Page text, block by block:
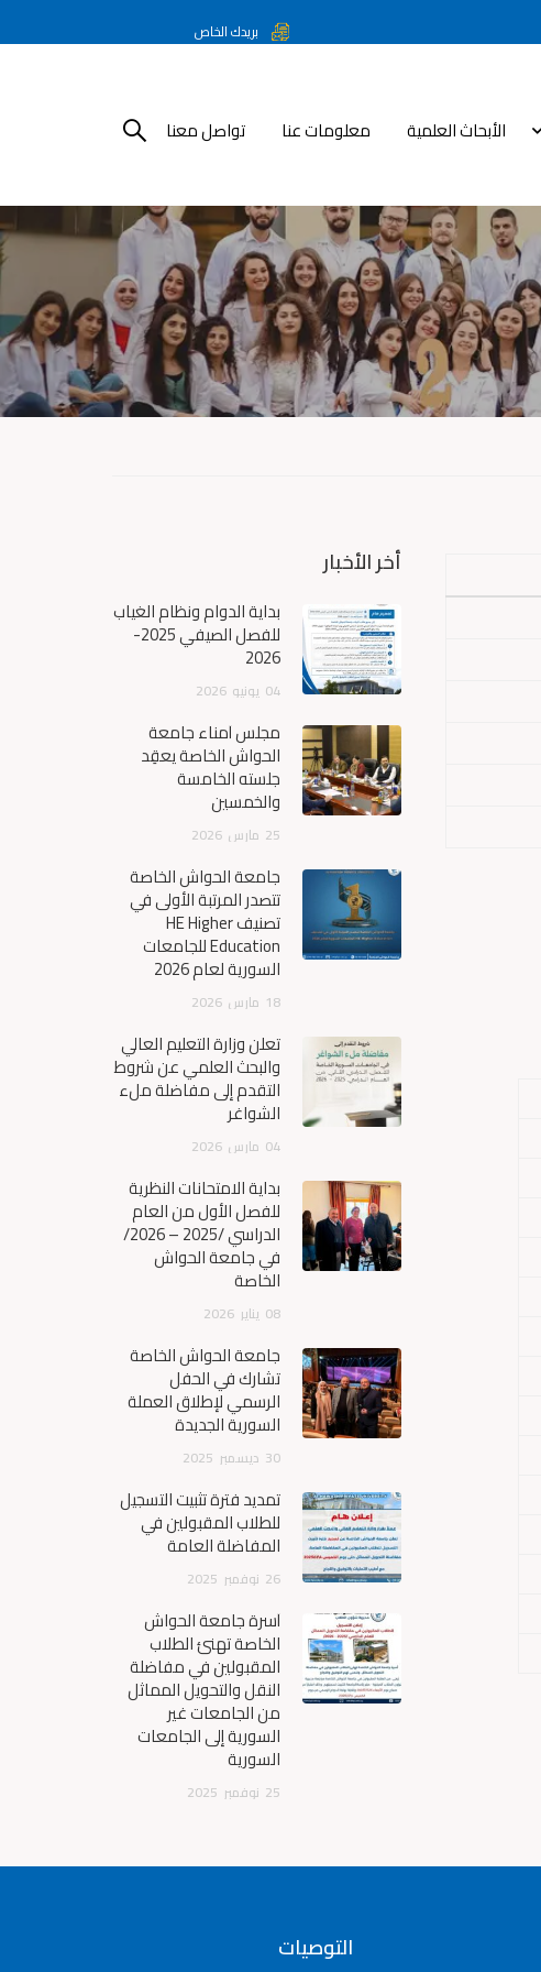
بريدك الخاص
الأبحاث العلمية معلومات عنا تواصل معنا
أخر الأخبار
بداية الدوام ونظام الغياب
للفصل الصيفي 2025-
2026
04 يونيو 2026
مجلس أمناء جامعة
الحواش الخاصة يعقِد
جلسته الخامسة
والخمسين
25 مارس 2026
جامعة الحواش الخاصة
تتصدر المرتبة الأولى في
تصنيف HE Higher
Education للجامعات
السورية لعام 2026
18 مارس 2026
تعلن وزارة التعليم العالي
والبحث العلمي عن شروط
التقدم إلى مفاضلة ملء
الشواغر
04 مارس 2026
بداية الامتحانات النظرية
للفصل الأول من العام
الدراسي /2025 – 2026/
في جامعة الحواش
الخاصة
08 يناير 2026
جامعة الحواش الخاصة
تشارك في الحفل
الرسمي لإطلاق العملة
السورية الجديدة
30 ديسمبر 2025
تمديد فترة تثبيت التسجيل
للطلاب المقبولين في
المفاضلة العامة
26 نوفمبر 2025
أسرة جامعة الحواش
الخاصة تهنئ الطلاب
المقبولين في مفاضلة
النقل والتحويل المماثل
من الجامعات غير
السورية إلى الجامعات
السورية
25 نوفمبر 2025
التوصيات